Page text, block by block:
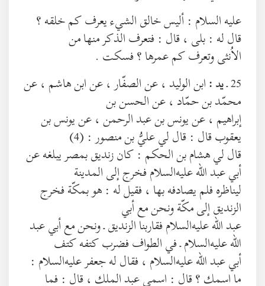
عليه السلام : أليس خالق الشيء يعرف كم خلقه ؟
قال له : بلى ، قال : فتعرف الذكر منها من
الاُنثى وتعرف كم عمرها ؟ فسكت .
25 ـ يد :ابن الوليد ، عن الصفّار ، عن ابن هاشم ، عن
محمّد بن حمّاد ، عن الحسن بن
إبراهيم ، عن يونس بن عبد الرحمن ، عن يونس بن
يعقوب قال : قال لي عليُّ بن منصور : (4)
قال لي هشام بن الحكم : كان زنديق بمصر يبلغه عن
أبي عبد الله عليه‌السلام فخرج إلى المدينة
ليناظره فلم يصادفه بها ، فقيل له : هو بمكّة فخرج
الزنديق إلى مكّة ونحن مع أبي
عبد الله عليه‌السلام فقاربنا الزنديق ـ ونحن مع أبي عبد
الله عليه‌السلام ـ في الطواف فضرب كتفه كتف
أبي عبد الله عليه‌السلام ، فقال له جعفر عليه‌السلام :
ما اسمك ؟ قال : اسمي عبد الملك ، قال : فما